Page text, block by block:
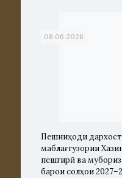
08.06.2026
Пешниҳоди
маблағгузории
пешгирӣ ва
барои солҳои